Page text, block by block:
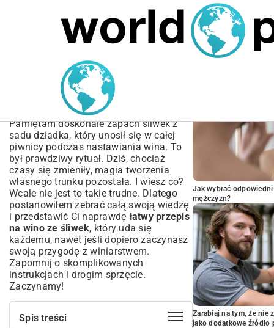
MARIUSZ ŁAMAGA 05.10.2025
Łatwy Przepis na Wino ze
Śliwek – Kompletny
Poradnik Krok po Kroku
Pamiętam doskonale zapach śliwek z
sadu dziadka, który unosił się w całej
piwnicy podczas nastawiania wina. To
był prawdziwy rytuał. Dziś, chociaż
czasy się zmieniły, magia tworzenia
własnego trunku pozostała. I wiesz co?
Wcale nie jest to takie trudne. Dlatego
postanowiłem zebrać całą swoją wiedzę
i przedstawić Ci naprawdę łatwy przepis
na wino ze śliwek, który uda się
każdemu, nawet jeśli dopiero zaczynasz
swoją przygodę z winiarstwem.
Zapomnij o skomplikowanych
instrukcjach i drogim sprzęcie.
Zaczynamy!
Spis treści
Jak wybrać
mężczyzn?
Zarabiaj na tym, że nie
jako dodatkowe